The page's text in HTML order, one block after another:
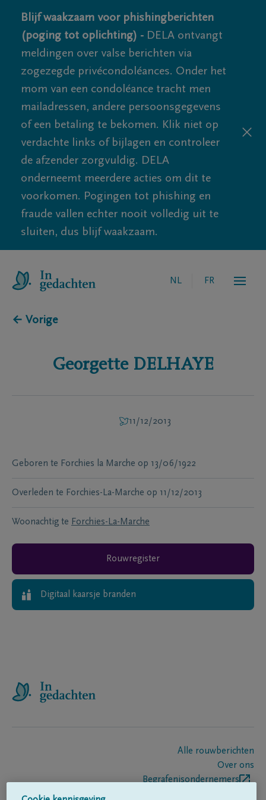
Blijf waakzaam voor phishingberichten
(poging tot oplichting) - DELA ontvangt
meldingen over valse berichten via
zogezegde privécondoléances. Onder het
mom van een condoléance tracht men
mailadressen, andere persoonsgegevens
of een betaling te bekomen. Klik niet op
verdachte links of bijlagen en controleer
de afzender zorgvuldig. DELA
onderneemt meerdere acties om dit te
voorkomen. Pogingen tot phishing en
fraude vallen echter nooit volledig uit te
sluiten, dus blijf waakzaam.
NL FR
← Vorige
Georgette DELHAYE
11/12/2013
Geboren te Forchies la Marche op 13/06/1922
Overleden te Forchies-La-Marche op 11/12/2013
Woonachtig te Forchies-La-Marche
Rouwregister
Digitaal kaarsje branden
Alle rouwberichten
Over ons
Begrafenisondernemers